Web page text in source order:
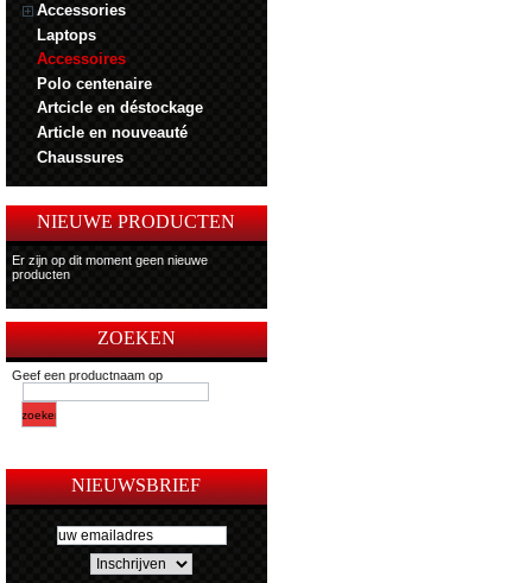
Accessories
Laptops
Accessoires
Polo centenaire
Artcicle en déstockage
Article en nouveauté
Chaussures
NIEUWE PRODUCTEN
Er zijn op dit moment geen nieuwe
producten
ZOEKEN
Geef een productnaam op
NIEUWSBRIEF